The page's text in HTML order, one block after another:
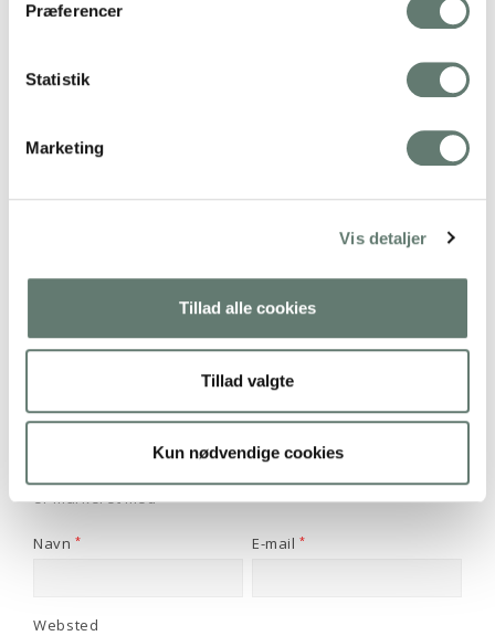
Præferencer
Statistik
Marketing
Vis detaljer
Tillad alle cookies
Tillad valgte
Kun nødvendige cookies
Fredagsbrevkassen uge 17- 2016: Probiotika til børn
Probiotika til børn SPØRGSMÅL Kære Rose Jeg vil gerne give
er markeret med
Navn* E-mail*
Websted